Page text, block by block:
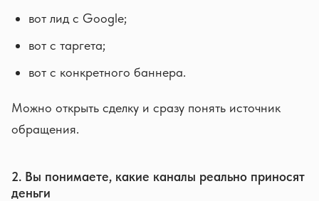
вот лид с Google;
вот с таргета;
вот с конкретного баннера.
Можно открыть сделку и сразу понять источник
обращения.
2. Вы понимаете, какие каналы реально приносят
деньги